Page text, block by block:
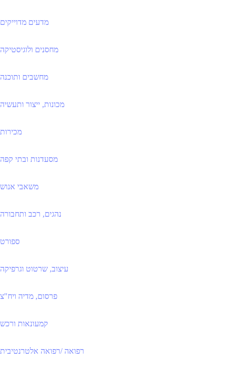
מדעים מדוייקים
מחסנים ולוגיסטיקה
מחשבים ותוכנה
מכונות, ייצור ותעשיה
מכירות
מסעדנות ובתי קפה
משאבי אנוש
נהגים, רכב ותחבורה
ספורט
עיצוב, שרטוט וגרפיקה
פרסום, מדיה ויח"צ
קמעונאות ורכש
רפואה /רפואה אלטרנטיבית